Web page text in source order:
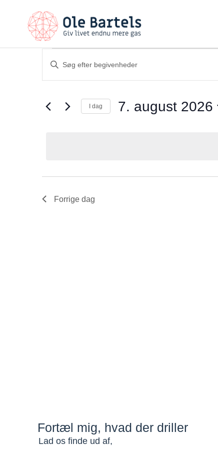
Søgning
visninger
Navigation
Skriv
nøgleord.
på
nøgleord.
I dag 7. august 2026
Forrige dag
Fortæl mig, hvad der driller
Lad os finde ud af,